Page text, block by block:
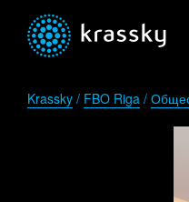
Krassky / FBO Riga /